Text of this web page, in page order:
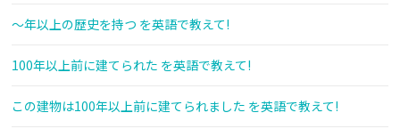
〜年以上の歴史を持つ を英語で教えて!
100年以上前に建てられた を英語で教えて!
この建物は100年以上前に建てられました を英語で教えて!